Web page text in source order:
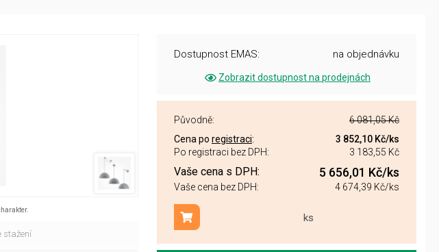
stažení
Dostupnost EMAS: na objednávku
Zobrazit dostupnost na prodejnách
Původně:
6 081,05 Kč
Cena po registraci: 3 852,10 Kč/ks
Po registraci bez DPH:
3 183,55 Kč
Vaše cena s DPH: 5 656,01 Kč/ks
Vaše cena bez DPH: 4 674,39 Kč/ks
ks
Přidat do košíku